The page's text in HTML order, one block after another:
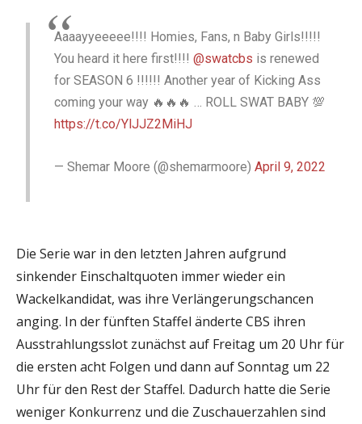
Aaaayyeeeee!!!! Homies, Fans, n Baby Girls!!!!!
You heard it here first!!!!@swatcbs is renewed
for SEASON 6 !!!!!! Another year of Kicking Ass
coming your way 🔥🔥🔥 … ROLL SWAT BABY 💯
https://t.co/YlJJZ2MiHJ
— Shemar Moore (@shemarmoore)April 9, 2022
Die Serie war in den letzten Jahren aufgrund
sinkender Einschaltquoten immer wieder ein
Wackelkandidat, was ihre Verlängerungschancen
anging. In der fünften Staffel änderte CBS ihren
Ausstrahlungsslot zunächst auf Freitag um 20 Uhr für
die ersten acht Folgen und dann auf Sonntag um 22
Uhr für den Rest der Staffel. Dadurch hatte die Serie
weniger Konkurrenz und die Zuschauerzahlen sind